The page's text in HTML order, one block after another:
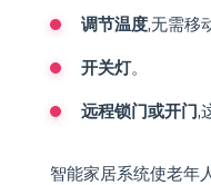
调节温度,无需移
开关灯。
远程锁门或开门,
智能家居系统使老年